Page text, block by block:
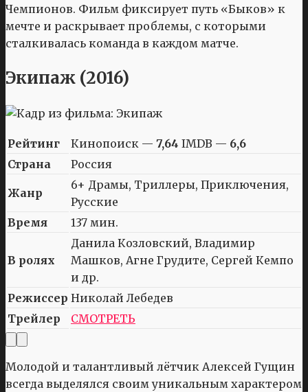
Чемпионов. Фильм фиксирует путь «Быков» к
мечте и раскрывает проблемы, с которыми
сталкивалась команда в каждом матче.
Экипаж (2016)
Рейтинг Кинопоиск — 7,64 IMDB — 6,6
Страна
Россия
Жанр
6+ Драмы, Триллеры, Приключения,
Русские
Время
137 мин.
В ролях
Данила Козловский, Владимир
Машков, Агне Грудите, Сергей Кемпо
и др.
Режиссер Николай Лебедев
Трейлер
СМОТРЕТЬ
Молодой и талантливый лётчик Алексей Гущин
всегда выделялся своим уникальным характером